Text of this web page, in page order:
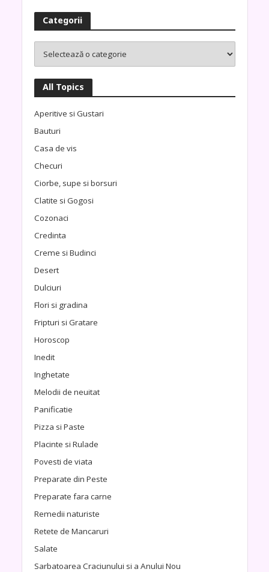
Categorii
All Topics
Aperitive si Gustari
Bauturi
Casa de vis
Checuri
Ciorbe, supe si borsuri
Clatite si Gogosi
Cozonaci
Credinta
Creme si Budinci
Desert
Dulciuri
Flori si gradina
Fripturi si Gratare
Horoscop
Inedit
Inghetate
Melodii de neuitat
Panificatie
Pizza si Paste
Placinte si Rulade
Povesti de viata
Preparate din Peste
Preparate fara carne
Remedii naturiste
Retete de Mancaruri
Salate
Sarbatoarea Craciunului si a Anului Nou